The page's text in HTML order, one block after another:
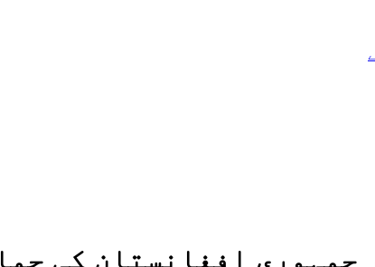
جمہوری افغانستان کی